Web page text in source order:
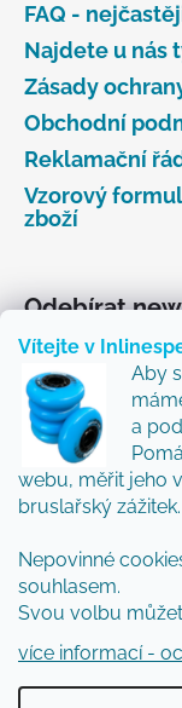
Vítejte v
Aby
a
webu, měřit jeho
bruslařský zážitek.
Nepovinné
souhlasem.
Svou volbu
více informací -
FAQ -
Najdete u nás
Zásady
Obchodní
Reklamační
Vzorový
zboží
Odebírat
Vložte svůj e-
o nových
Přidejte se k
novinky a tipy.
E-mail
Vložením e-
ochrany
PŘIHLÁSIT